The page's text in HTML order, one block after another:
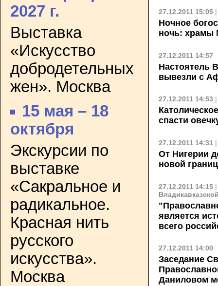
2027 г.
Выставка
«Искусство
добродетельных
жен». Москва
15 мая – 18
октября
Экскурсии по
выставке
«Сакральное и
радикальное.
Красная нить
русского
искусства».
Москва
27.12.2011 15:05
Ночное
ночь: храмы
27.12.2011 14:57
Настоятель
вывезли с
27.12.2011 14:53
спасти
27.12.2011 14:31
От Нигерии
новой
27.12.2011 14:15
является
всего
27.12.2011 14:00
Заседание
Даниловом